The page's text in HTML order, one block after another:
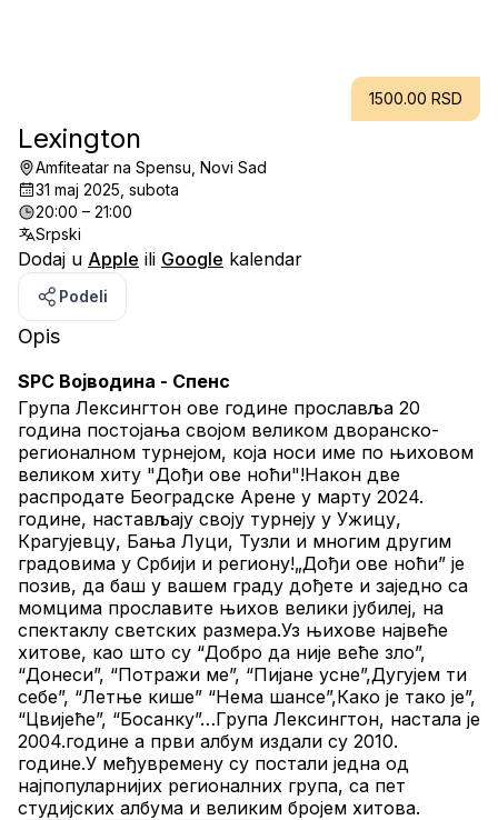
1500.00 RSD
Lexington
Amfiteatar na Spensu, Novi Sad
31 maj 2025, subota
20:00 – 21:00
Srpski
Dodaj u Apple ili Google kalendar
Podeli
Opis
SPC Војводина - Спенс
Група Лексингтон ове године прославља 20
година постојања својом великом дворанско-
регионалном турнејом, која носи име по њиховом
великом хиту "Дођи ове ноћи"!Након две
распродате Београдске Арене у марту 2024.
године, настављају своју турнеју у Ужицу,
Крагујевцу, Бања Луци, Тузли и многим другим
градовима у Србији и региону!„Дођи ове ноћи” је
позив, да баш у вашем граду дођете и заједно са
момцима прославите њихов велики јубилеј, на
спектаклу светских размера.Уз њихове највеће
хитове, као што су “Добро да није веће зло”,
“Донеси”, “Потражи ме”, “Пијане усне”,Дугујем ти
себе”, “Летње кише” “Нема шансе”,Како је тако је”,
“Цвијеће”, “Босанку”…Група Лексингтон, настала је
2004.године а први албум издали су 2010.
године.У међувремену су постали једна од
најпопуларнијих регионалних група, са пет
студијских албума и великим бројем хитова.